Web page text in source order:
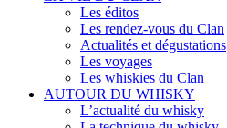
Les éditos
Les rendez-vous du Clan
Actualités et dégustations
Les voyages
Les whiskies du Clan
AUTOUR DU WHISKY
L’actualité du whisky